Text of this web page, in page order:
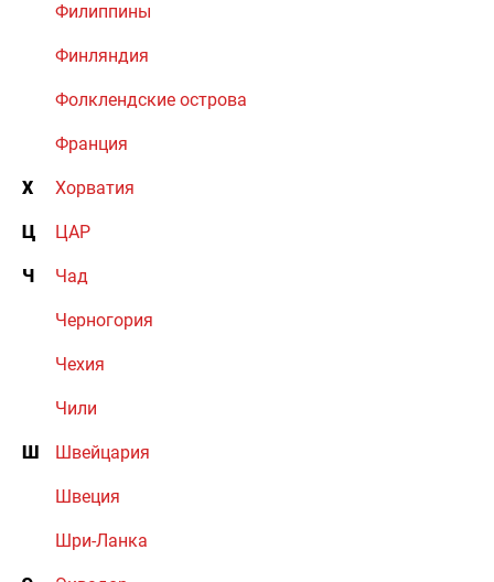
Филиппины
Финляндия
Фолклендские острова
Франция
Х Хорватия
Ц ЦАР
Ч Чад
Черногория
Чехия
Чили
Ш Швейцария
Швеция
Шри-Ланка